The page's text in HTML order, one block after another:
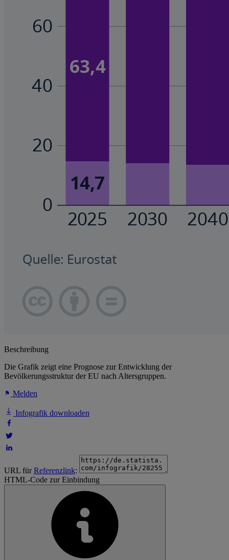
Beschreibung
Die Grafik zeigt eine Prognose zur Entwicklung der
Bevölkerungsstruktur der EU nach Altersgruppen.
Melden
Infografik downloaden
URL fürReferenzlink:
HTML-Code zur Einbindung